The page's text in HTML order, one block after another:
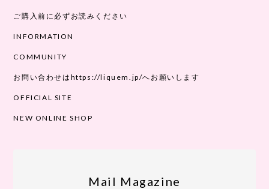
ご購入前に必ずお読みください
INFORMATION
COMMUNITY
お問い合わせはhttps://liquem.jp/へお願いします
OFFICIAL SITE
NEW ONLINE SHOP
Mail Magazine